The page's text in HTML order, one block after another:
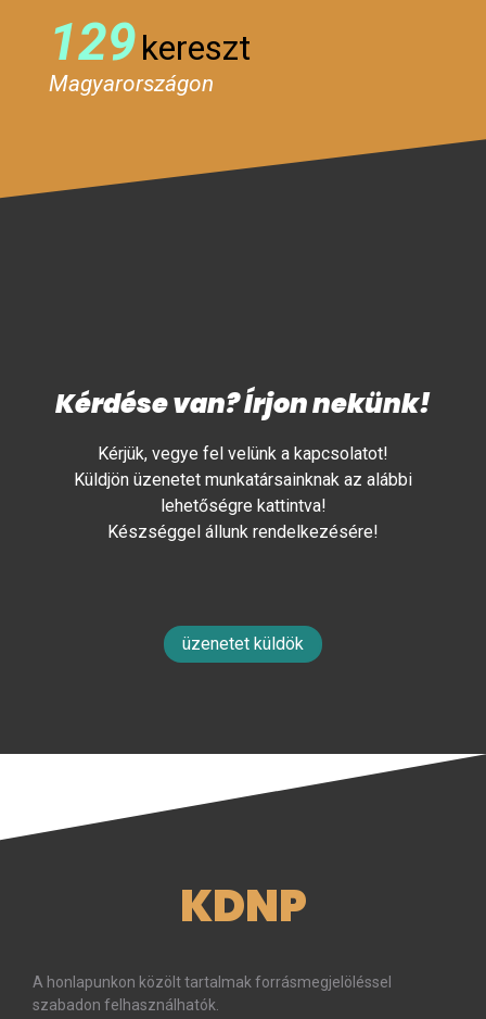
129kereszt
Magyarországon
Kérdése van? Írjon nekünk!
Kérjük, vegye fel velünk a kapcsolatot!
Küldjön üzenetet munkatársainknak az alábbi
lehetőségre kattintva!
Készséggel állunk rendelkezésére!
üzenetet küldök
KDNP
A honlapunkon közölt tartalmak forrásmegjelöléssel
szabadon felhasználhatók.